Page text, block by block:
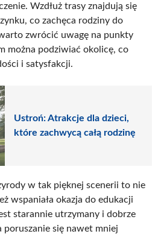
Wzdłuż trasy znajdują się
co zachęca rodziny do
zwrócić uwagę na punkty
można podziwiać okolicę, co
i satysfakcji.
Ustroń: Atrakcje dla dzieci,
które zachwycą całą rodzinę
w tak pięknej scenerii to nie
wspaniała okazja do edukacji
starannie utrzymany i dobrze
poruszanie się nawet mniej